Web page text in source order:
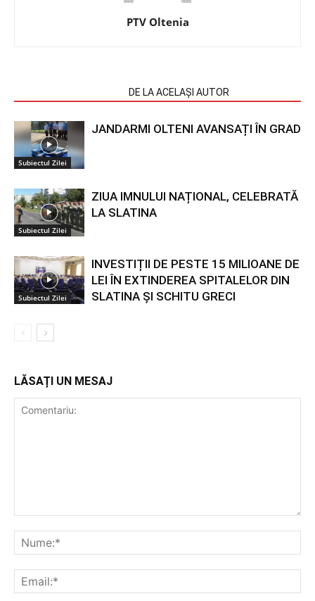
PTV Oltenia
DE LA ACELAȘI AUTOR
Subiectul Zilei
JANDARMI OLTENI AVANSAȚI ÎN GRAD
Subiectul Zilei
ZIUA IMNULUI NAȚIONAL, CELEBRATĂ
LA SLATINA
Subiectul Zilei
INVESTIȚII DE PESTE 15 MILIOANE DE
LEI ÎN EXTINDEREA SPITALELOR DIN
SLATINA ȘI SCHITU GRECI
LĂSAȚI UN MESAJ